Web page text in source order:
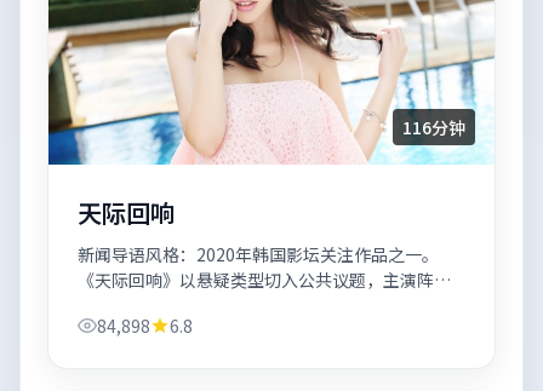
116分钟
天际回响
新闻导语风格：2020年韩国影坛关注作品之一。
《天际回响》以悬疑类型切入公共议题，主演阵容
84,898
6.8